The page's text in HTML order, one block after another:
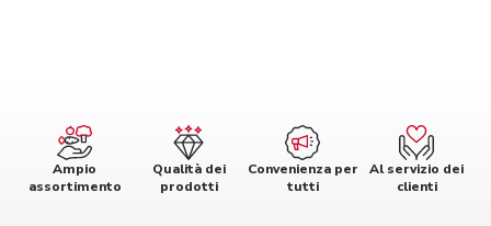
Ampio
assortimento
Qualità dei
prodotti
Convenienza per
tutti
Al servizio dei
clienti